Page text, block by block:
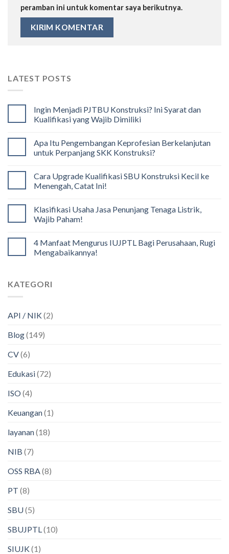
peramban ini untuk komentar saya berikutnya.
LATEST POSTS
Ingin Menjadi PJTBU Konstruksi? Ini Syarat dan
Kualifikasi yang Wajib Dimiliki
Apa Itu Pengembangan Keprofesian Berkelanjutan
untuk Perpanjang SKK Konstruksi?
Cara Upgrade Kualifikasi SBU Konstruksi Kecil ke
Menengah, Catat Ini!
Klasifikasi Usaha Jasa Penunjang Tenaga Listrik,
Wajib Paham!
4 Manfaat Mengurus IUJPTL Bagi Perusahaan, Rugi
Mengabaikannya!
KATEGORI
API / NIK(2)
Blog(149)
CV(6)
Edukasi(72)
ISO(4)
Keuangan(1)
layanan(18)
NIB (7)
OSS RBA(8)
PT (8)
SBU(5)
SBUJPTL(10)
SIUJK(1)